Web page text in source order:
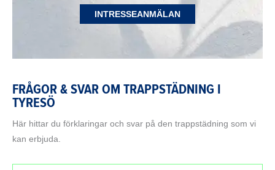
INTRESSEANMÄLAN
FRÅGOR & SVAR OM TRAPPSTÄDNING I
TYRESÖ
Här hittar du förklaringar och svar på den trappstädning som vi
kan erbjuda.